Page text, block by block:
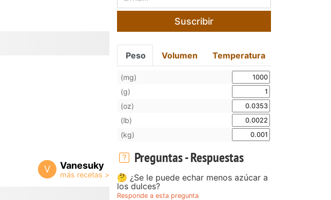
V Vanesuky
Suscribir
Peso Volumen Temperatura
(mg)
(g)
(oz)
(lb)
(kg)
Preguntas - Respuestas
🤔 ¿Se le puede echar menos azúcar a
los dulces?
Responde a esta pregunta